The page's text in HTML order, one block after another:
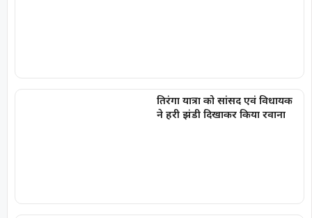
तिरंगा यात्रा को सांसद एवं विधायक
ने हरी झंडी दिखाकर किया रवाना